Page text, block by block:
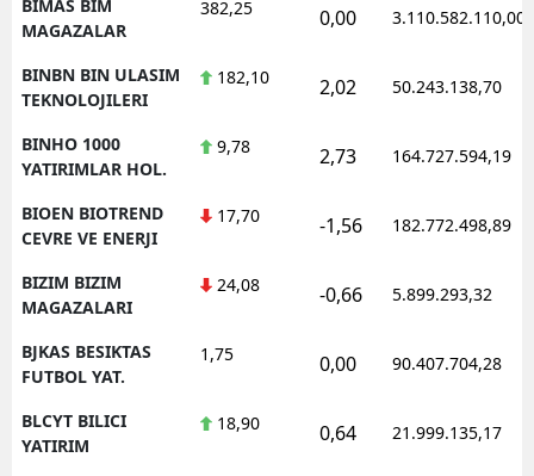
BIMAS BIM
MAGAZALAR
382,25 0,00 3.110.582.110,00
BINBN BIN ULASIM
TEKNOLOJILERI
182,10 2,02 50.243.138,70
BINHO 1000
YATIRIMLAR HOL.
9,78 2,73 164.727.594,19
BIOEN BIOTREND
CEVRE VE ENERJI
17,70 -1,56 182.772.498,89
BIZIM BIZIM
MAGAZALARI
24,08 -0,66 5.899.293,32
BJKAS BESIKTAS
FUTBOL YAT.
1,75 0,00 90.407.704,28
BLCYT BILICI
YATIRIM
18,90 0,64 21.999.135,17